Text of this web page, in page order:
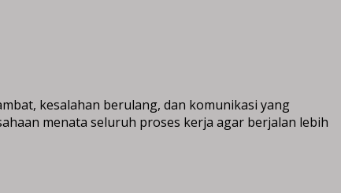
kesalahan berulang, dan komunikasi yang
menata seluruh proses kerja agar berjalan lebih